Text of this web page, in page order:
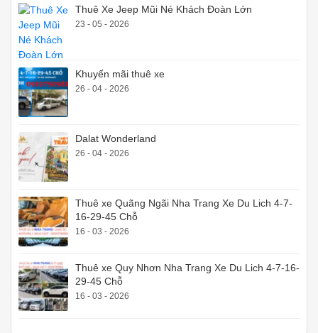
Thuê Xe Jeep Mũi Né Khách Đoàn Lớn
23 - 05 - 2026
Khuyến mãi thuê xe
26 - 04 - 2026
Dalat Wonderland
26 - 04 - 2026
Thuê xe Quãng Ngãi Nha Trang Xe Du Lich 4-7-
16-29-45 Chỗ
16 - 03 - 2026
Thuê xe Quy Nhơn Nha Trang Xe Du Lich 4-7-16-
29-45 Chỗ
16 - 03 - 2026